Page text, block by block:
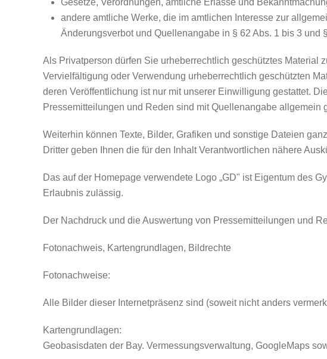
Gesetze, Verordnungen, amtliche Erlasse und
andere amtliche Werke, die im amtlichen Interesse zur
Änderungsverbot und Quellenangabe in § 62 Abs. 1 bis 3
Als Privatperson dürfen Sie urheberrechtlich geschütztes Material
Vervielfältigung oder Verwendung urheberrechtlich geschützten
deren Veröffentlichung ist nur mit unserer Einwilligung gestattet.
Pressemitteilungen und Reden sind mit Quellenangabe allgemein
Weiterhin können Texte, Bilder, Grafiken und sonstige Dateien
Dritter geben Ihnen die für den Inhalt Verantwortlichen nähere
Das auf der Homepage verwendete Logo „GD" ist Eigentum des
Erlaubnis zulässig.
Der Nachdruck und die Auswertung von Pressemitteilungen und
Fotonachweis, Kartengrundlagen, Bildrechte
Fotonachweise:
Alle Bilder dieser Internetpräsenz sind (soweit nicht anders
Kartengrundlagen:
Geobasisdaten der Bay. Vermessungsverwaltung, GoogleMaps